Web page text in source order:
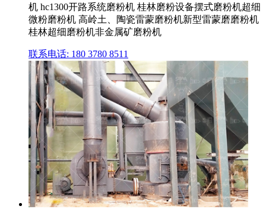
机 hc1300开路系统磨粉机 桂林磨粉设备摆式磨粉机超细
微粉磨粉机 高岭土、陶瓷雷蒙磨粉机新型雷蒙磨磨粉机
桂林超细磨粉机非金属矿磨粉机
联系电话: 180 3780 8511